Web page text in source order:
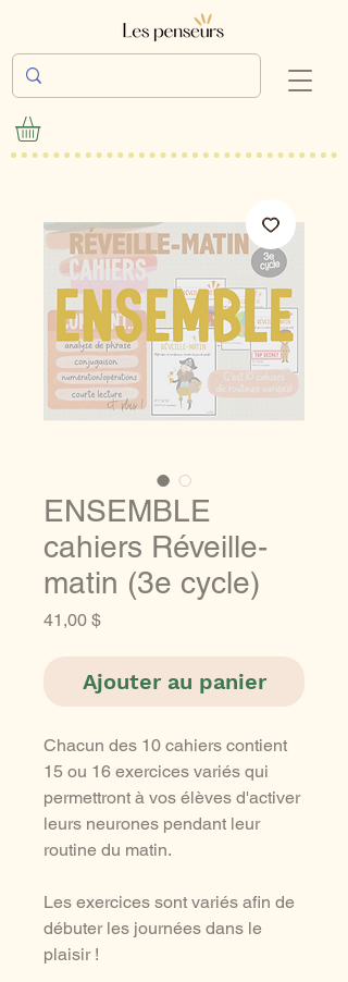
ENSEMBLE
cahiers Réveille-
matin (3e cycle)
41,00 $Prix
Ajouter au panier
Chacun des 10 cahiers contient
15 ou 16 exercices variés qui
permettront à vos élèves d'activer
leurs neurones pendant leur
routine du matin.
Les exercices sont variés afin de
débuter les journées dans le
plaisir !